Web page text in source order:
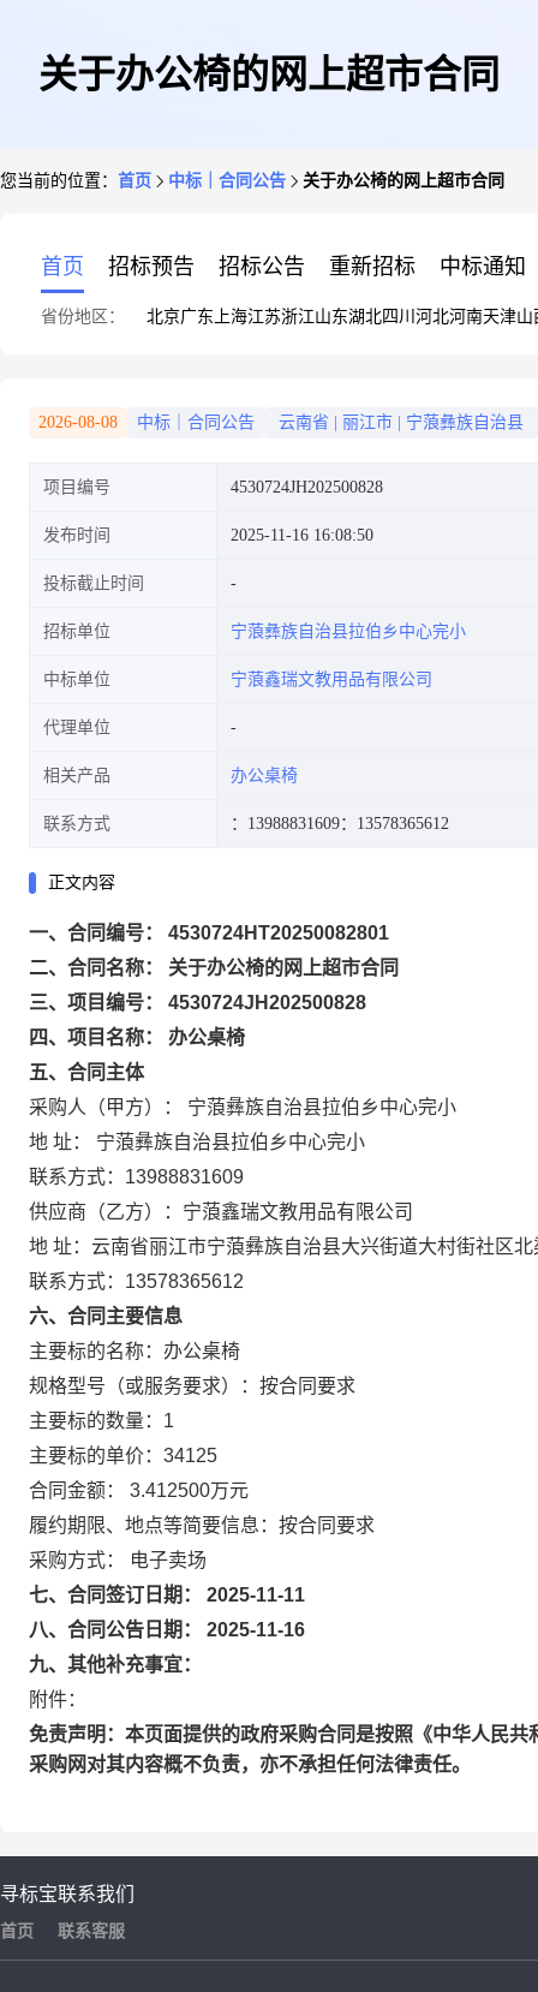
关于办公椅的网上超市合同
您当前的位置： 首页 中标｜合同公告 关于办公椅的网上超市合同
首页 招标预告 招标公告 重新招标 中标通知
省份地区： 北京广东 上海江苏浙江山东湖北四川 河北河南天津山
2026-08-08 中标｜合同公告 云南省 丽江市 宁蒗彝族自治县
项目编号 4530724JH202500828
发布时间 2025-11-16 16:08:50
投标截止时间
招标单位 宁蒗彝族自治县拉伯乡中心完小
中标单位 宁蒗鑫瑞文教用品有限公司
代理单位
相关产品 办公桌椅
联系方式 ：13988831609：13578365612
正文内容
一、合同编号： 4530724HT20250082801
二、合同名称： 关于办公椅的网上超市合同
三、项目编号： 4530724JH202500828
四、项目名称： 办公桌椅
五、合同主体
采购人（甲方）： 宁蒗彝族自治县拉伯乡中心完小
地 址： 宁蒗彝族自治县拉伯乡中心完小
联系方式：13988831609
供应商（乙方）：宁蒗鑫瑞文教用品有限公司
地 址：云南省丽江市宁蒗彝族自治县大兴街道大村街社区
联系方式：13578365612
六、合同主要信息
主要标的名称：办公桌椅
规格型号（或服务要求）：按合同要求
主要标的数量：1
主要标的单价：34125
合同金额： 3.412500万元
履约期限、地点等简要信息：按合同要求
采购方式： 电子卖场
七、合同签订日期： 2025-11-11
八、合同公告日期： 2025-11-16
九、其他补充事宜：
附件：
免责声明：本页面提供的政府采购合同是按照《中华人民
采购网对其内容概不负责，亦不承担任何法律责任。
寻标宝
首页
联系我们
联系客服